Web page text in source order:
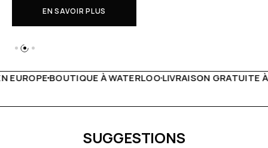
EN SAVOIR PLUS
LIVRAISON GRATUITE À PARTIR DE 150€LIVE
SUGGESTIONS